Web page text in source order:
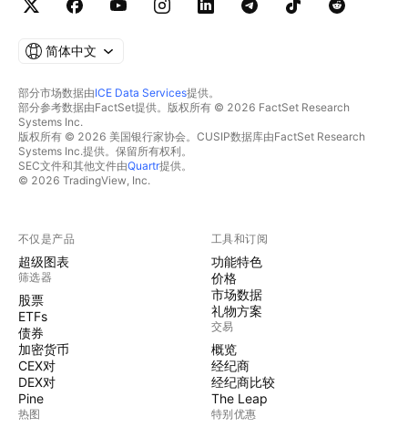
简体中文
部分市场数据由ICE Data Services提供。
部分参考数据由FactSet提供。版权所有 © 2026 FactSet Research
Systems Inc.
版权所有 © 2026 美国银行家协会。CUSIP数据库由FactSet Research
Systems Inc.提供。保留所有权利。
SEC文件和其他文件由Quartr提供。
© 2026 TradingView, Inc.
不仅是产品
超级图表
筛选器
股票
ETFs
债券
加密货币
CEX对
DEX对
Pine
热图
工具和订阅
功能特色
价格
市场数据
礼物方案
交易
概览
经纪商
经纪商比较
The Leap
特别优惠